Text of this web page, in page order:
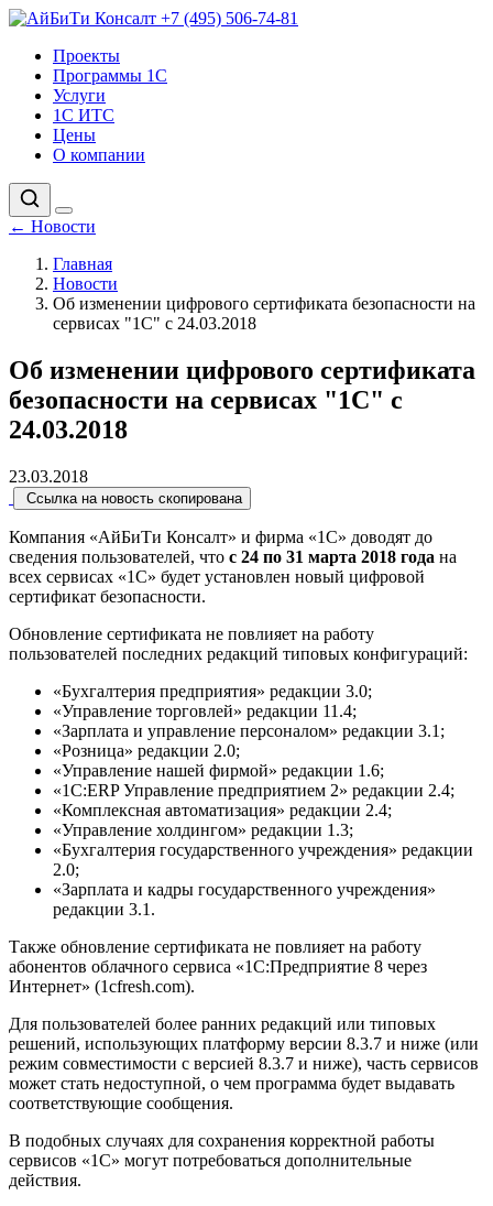
+7 (495) 506-74-81
Проекты
Программы 1С
Услуги
1С ИТС
Цены
О компании
← Новости
Главная
Новости
Об изменении цифрового сертификата безопасности на
сервисах "1С" с 24.03.2018
Об изменении цифрового сертификата
безопасности на сервисах "1С" с
24.03.2018
23.03.2018
Ссылка на новость скопирована
Компания «АйБиТи Консалт» и фирма «1С» доводят до
сведения пользователей, что с 24 по 31 марта 2018 года на
всех сервисах «1С» будет установлен новый цифровой
сертификат безопасности.
Обновление сертификата не повлияет на работу
пользователей последних редакций типовых конфигураций:
«Бухгалтерия предприятия» редакции 3.0;
«Управление торговлей» редакции 11.4;
«Зарплата и управление персоналом» редакции 3.1;
«Розница» редакции 2.0;
«Управление нашей фирмой» редакции 1.6;
«1C:ERP Управление предприятием 2» редакции 2.4;
«Комплексная автоматизация» редакции 2.4;
«Управление холдингом» редакции 1.3;
«Бухгалтерия государственного учреждения» редакции
2.0;
«Зарплата и кадры государственного учреждения»
редакции 3.1.
Также обновление сертификата не повлияет на работу
абонентов облачного сервиса «1С:Предприятие 8 через
Интернет» (1cfresh.com).
Для пользователей более ранних редакций или типовых
решений, использующих платформу версии 8.3.7 и ниже (или
режим совместимости с версией 8.3.7 и ниже), часть сервисов
может стать недоступной, о чем программа будет выдавать
соответствующие сообщения.
В подобных случаях для сохранения корректной работы
сервисов «1С» могут потребоваться дополнительные
действия.